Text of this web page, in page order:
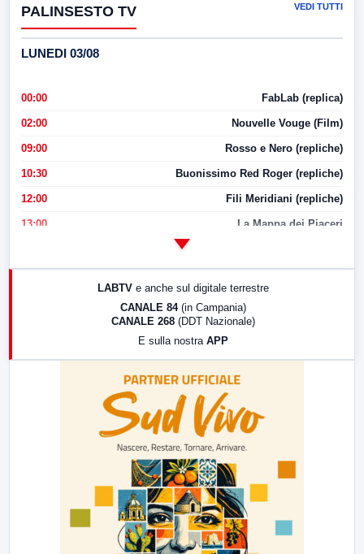
PALINSESTO TV VEDI TUTTI
LUNEDI 03/08
00:00 FabLab (replica)
02:00 Nouvelle Vouge (Film)
09:00 Rosso e Nero (repliche)
10:30 Buonissimo Red Roger (repliche)
12:00 Fili Meridiani (repliche)
13:00 La Mappa dei Piaceri
17:00 LabNews (replica)
LABTV e anche sul digitale terrestre
CANALE 84 (in Campania)
CANALE 268 (DDT Nazionale)
E sulla nostra APP